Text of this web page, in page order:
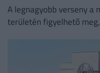
A legnagyobb verseny a
területén figyelhető